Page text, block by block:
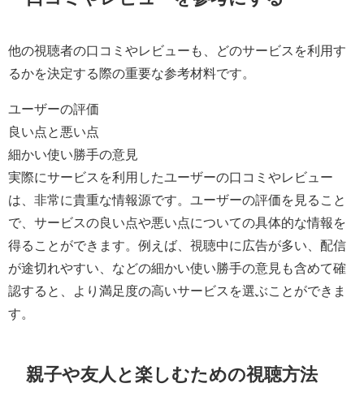
他の視聴者の口コミやレビューも、どのサービスを利用す
るかを決定する際の重要な参考材料です。
ユーザーの評価
良い点と悪い点
細かい使い勝手の意見
実際にサービスを利用したユーザーの口コミやレビュー
は、非常に貴重な情報源です。ユーザーの評価を見ること
で、サービスの良い点や悪い点についての具体的な情報を
得ることができます。例えば、視聴中に広告が多い、配信
が途切れやすい、などの細かい使い勝手の意見も含めて確
認すると、より満足度の高いサービスを選ぶことができま
す。
親子や友人と楽しむための視聴方法